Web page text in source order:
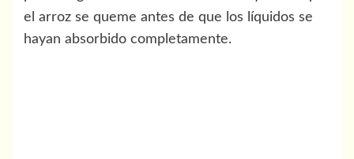
el arroz se queme antes de que los líquidos se
hayan absorbido completamente.